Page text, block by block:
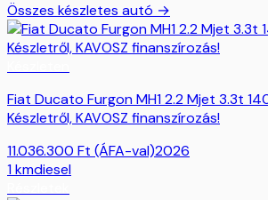
Összes készletes autó →
Fiat Ducato Furgon MH1 2.2 Mjet 3.3t
Készletről, KAVOSZ finanszírozás!
11.036.300 Ft (ÁFA-val)2026
1kmdiesel